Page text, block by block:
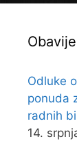
Odluke
ponuda
radnih
14.